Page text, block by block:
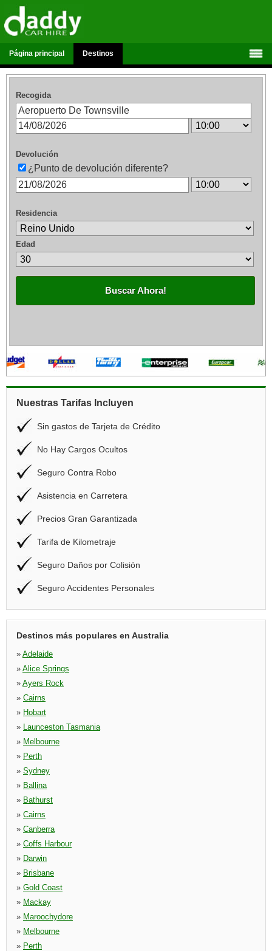
Página principal Destinos
Recogida
Devolución
¿Punto de devolución diferente?
Residencia
Edad
Buscar Ahora!
Nuestras Tarifas Incluyen
Sin gastos de Tarjeta de Crédito
No Hay Cargos Ocultos
Seguro Contra Robo
Asistencia en Carretera
Precios Gran Garantizada
Tarifa de Kilometraje
Seguro Daños por Colisión
Seguro Accidentes Personales
Destinos más populares en Australia
» Adelaide
» Alice Springs
» Ayers Rock
» Cairns
» Hobart
» Launceston Tasmania
» Melbourne
» Perth
» Sydney
» Ballina
» Bathurst
» Cairns
» Canberra
» Coffs Harbour
» Darwin
» Brisbane
» Gold Coast
» Mackay
» Maroochydore
» Melbourne
» Perth